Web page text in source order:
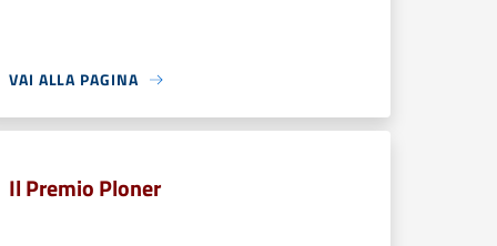
VAI ALLA PAGINA
Il Premio Ploner